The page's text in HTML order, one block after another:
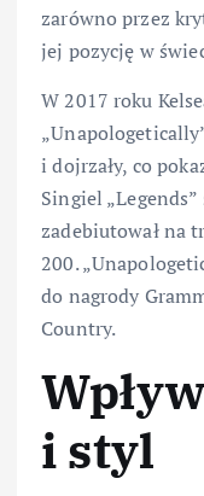
zarówno przez
jej pozycję w
W 2017 roku
i dojrzały, co
Singiel
zadebiutował na
200.
do nagrody
Country.
i styl